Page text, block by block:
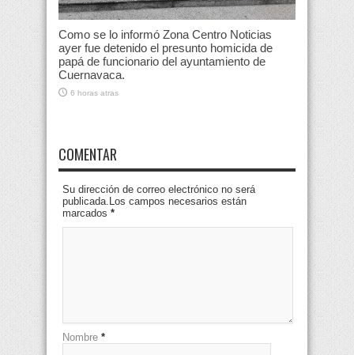
Como se lo informó Zona Centro Noticias
ayer fue detenido el presunto homicida de
papá de funcionario del ayuntamiento de
Cuernavaca.
6 horas atras
COMENTAR
Su dirección de correo electrónico no será
publicada.Los campos necesarios están
marcados *
Nombre *